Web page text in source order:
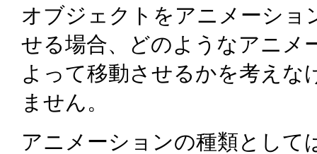
オブジェクトをアニメーショ
せる場合、どのようなアニメ
よって移動させるかを考えな
ません。
アニメーションの種類として